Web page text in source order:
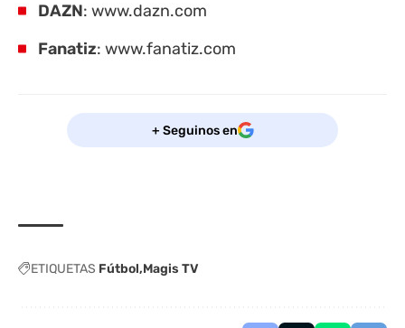
DAZN: www.dazn.com
Fanatiz: www.fanatiz.com
+ Seguinos en
ETIQUETAS Fútbol Magis TV